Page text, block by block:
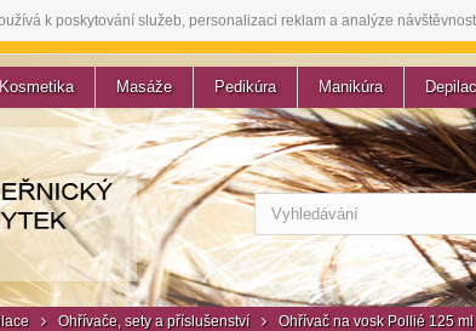
k poskytování služeb, personalizaci reklam a analýze
Kosmetika Masáže Pedikúra Manikúra
Ohřívače, sety a příslušenství Ohřívač na vosk Pollié 125